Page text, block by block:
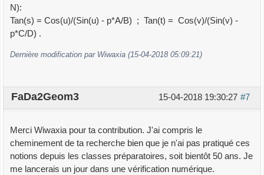
N):
Tan(s) = Cos(u)/(Sin(u) - p*A/B) ; Tan(t) = Cos(v)/(Sin(v) -
p*C/D) .
Dernière modification par Wiwaxia (15-04-2018 05:09:21)
#7
15-04-2018 19:30:27
FaDa2Geom3
Merci Wiwaxia pour ta contribution. J'ai compris le
cheminement de ta recherche bien que je n'ai pas pratiqué ces
notions depuis les classes préparatoires, soit bientôt 50 ans. Je
me lancerais un jour dans une vérification numérique.